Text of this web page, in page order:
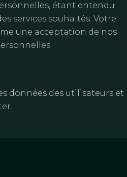
étant entendu
services souhaités. Votre
une acceptation de nos
données des utilisateurs et